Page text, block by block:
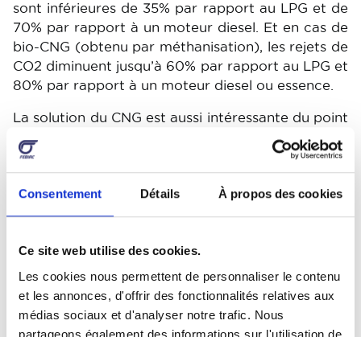
Consentement Détails À propos des cookies
Ce site web utilise des cookies.
Les cookies nous permettent de personnaliser le contenu
et les annonces, d'offrir des fonctionnalités relatives aux
médias sociaux et d'analyser notre trafic. Nous
partageons également des informations sur l'utilisation de
sont inférieures de 35% par rapport au LPG et de
70% par rapport à un moteur diesel. Et en cas de
bio-CNG (obtenu par méthanisation), les rejets de
CO2 diminuent jusqu’à 60% par rapport au LPG et
80% par rapport à un moteur diesel ou essence.
La solution du CNG est aussi intéressante du point
de vue de la sécurité. Ce gaz est plus léger que
l’air, ce qui signifie aussi qu’il se dissipe lorsqu’il est
libéré. Résultat: pas de restriction pour accéder
aux parkings souterrains, comme c’est le cas pour
le LPG. Rouler au CNG est actuellement
l’essence. Une voiture au CNG nécessite en
revanche des entretiens un peu plus fréquents du
fait du caractère plus sec du CNG. Dès lors, il faut
une lubrification plus soutenue des pièces
mécaniques. Les bonbonnes sont généralement